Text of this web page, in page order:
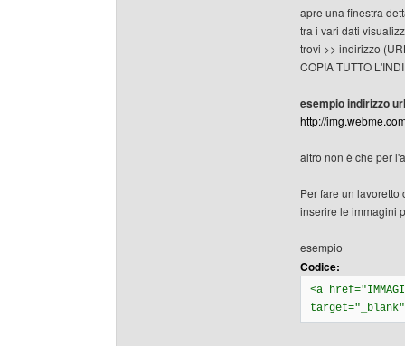
apre una finestra
tra i vari dati
trovi >> indirizzo
COPIA TUTTO
esempio indirizzo
http://
altro non è che per
Per fare un
inserire le immagini
esempio
Codice:
<a